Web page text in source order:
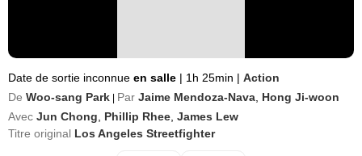
Date de sortie inconnue en salle | 1h 25min | Action
De Woo-sang Park Par Jaime Mendoza-Nava Hong Ji-woon
Avec Jun Chong Phillip Rhee James Lew
Titre original Los Angeles Streetfighter